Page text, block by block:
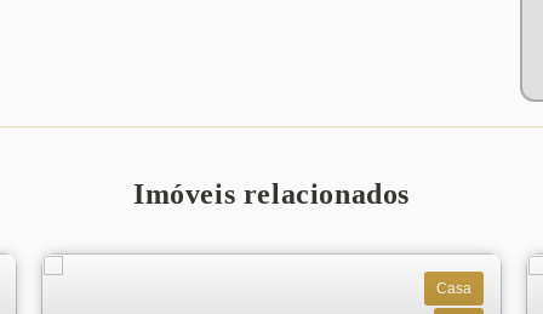
Imóveis relacionados
Casa